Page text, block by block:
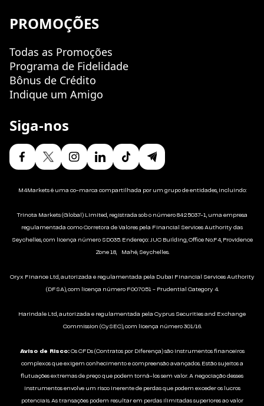
PROMOÇÕES
Todas as Promoções
Programa de Fidelidade
Bônus de Crédito
Indique um Amigo
Siga-nos
M4Markets é uma co-marca compartilhada por um grupo de entidades, incluindo:
Trinota Markets (Global) Limited, registrada sob o número 8425037-1, uma empresa
regulamentada como Corretora de Valores pela Financial Services Authority das
Seychelles, com licença número SD035. Endereço: JUC Building, Office No.F4, Providence
Zone 18, Mahé, Seychelles.
Oryx Finance Ltd, autorizada e regulamentada pela Dubai Financial Services Authority
(DFSA), com licença número F007051 - Prudential Category 4.
Harindale Ltd, autorizada e regulamentada pela Cyprus Securities and Exchange
Commission (CySEC), com licença número 301/16.
Aviso de Risco:Os CFDs (Contratos por Diferença) são instrumentos financeiros
complexos que exigem conhecimento e compreensão avançados. Estão sujeitos a
flutuações extremas de preço que podem torná-los sem valor. A negociação desses
instrumentos envolve um risco inerente de perdas que podem exceder os lucros
potenciais. As transações podem resultar em perdas ilimitadas superiores ao valor